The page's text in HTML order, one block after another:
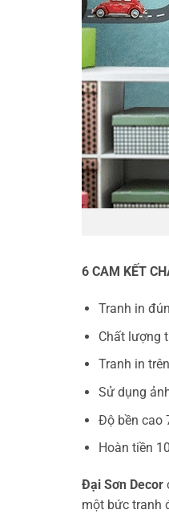
6 CAM KẾT
Tranh in
Chất lượng
Tranh in
Sử dụng
Độ bền cao
Hoàn tiền
Đại Sơn Decor
một bức tranh